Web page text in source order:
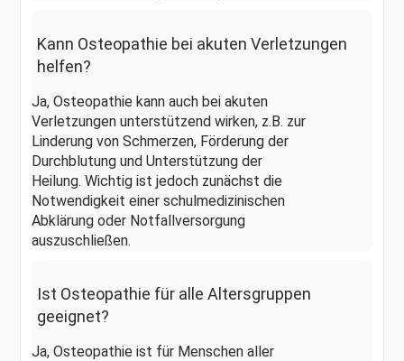
Kann Osteopathie bei akuten Verletzungen
helfen?
Ja, Osteopathie kann auch bei akuten
Verletzungen unterstützend wirken, z.B. zur
Linderung von Schmerzen, Förderung der
Durchblutung und Unterstützung der
Heilung. Wichtig ist jedoch zunächst die
Notwendigkeit einer schulmedizinischen
Abklärung oder Notfallversorgung
auszuschließen.
Ist Osteopathie für alle Altersgruppen
geeignet?
Ja, Osteopathie ist für Menschen aller